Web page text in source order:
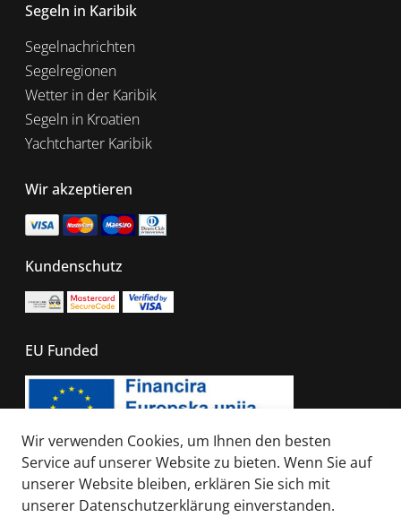
Segeln in Karibik
Segelnachrichten
Segelregionen
Wetter in der Karibik
Segeln in Kroatien
Yachtcharter Karibik
Wir akzeptieren
Kundenschutz
EU Funded
© 2026 - All right reserved. Sails of Caribbean
Wir verwenden Cookies, um Ihnen den besten
Service auf unserer Website zu bieten. Wenn Sie auf
unserer Website bleiben, erklären Sie sich mit
unserer Datenschutzerklärung einverstanden.